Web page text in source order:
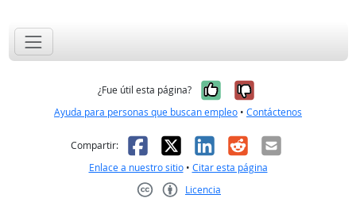
¿Fue útil esta página? Sí, fue útil
No, no fue
Ayuda para personas que buscan empleo • Contáctenos
Compartir: Facebook
X LinkedIn
RedditCorreo
Enlace a nuestro sitio• Citar esta página
Licencia